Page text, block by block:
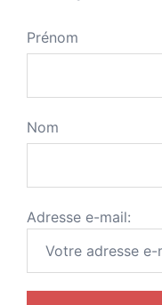
Prénom
Nom
Adresse e-mail: